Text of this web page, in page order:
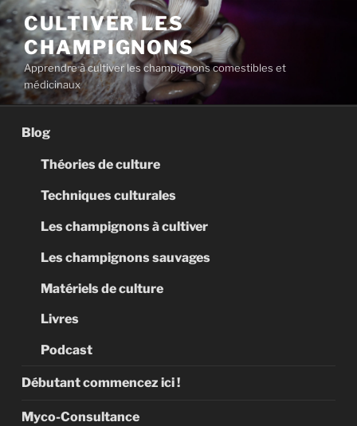
Aller
au
contenu
principal
CULTIVER LES
CHAMPIGNONS
Apprendre à cultiver les champignons comestibles et
médicinaux
Blog
Théories de culture
Techniques culturales
Les champignons à cultiver
Les champignons sauvages
Matériels de culture
Livres
Podcast
Débutant commencez ici !
Myco-Consultance